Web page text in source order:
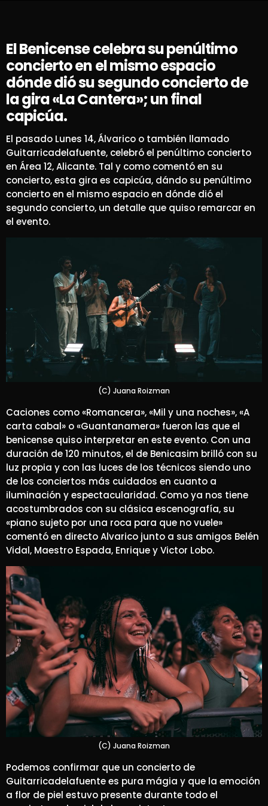
El Benicense celebra su penúltimo
concierto en el mismo espacio
dónde dió su segundo concierto de
la gira «La Cantera»; un final
capicúa.
El pasado Lunes 14, Álvarico o también llamado
Guitarricadelafuente, celebró el penúltimo concierto
en Área 12, Alicante. Tal y como comentó en su
concierto, esta gira es capicúa, dándo su penúltimo
concierto en el mismo espacio en dónde dió el
segundo concierto, un detalle que quiso remarcar en
el evento.
(C) Juana Roizman
Caciones como «Romancera», «Mil y una noches», «A
carta cabal» o «Guantanamera» fueron las que el
benicense quiso interpretar en este evento. Con una
duración de 120 minutos, el de Benicasim brilló con su
luz propia y con las luces de los técnicos siendo uno
de los conciertos más cuidados en cuanto a
iluminación y espectacularidad. Como ya nos tiene
acostumbrados con su clásica escenografía, su
«piano sujeto por una roca para que no vuele»
comentó en directo Alvarico junto a sus amigos Belén
Vidal, Maestro Espada, Enrique y Victor Lobo.
(C) Juana Roizman
Podemos confirmar que un concierto de
Guitarricadelafuente es pura mágia y que la emoción
a flor de piel estuvo presente durante todo el